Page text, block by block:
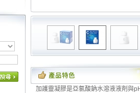
加護靈凝膠是亞氯酸鈉水溶液液剤與